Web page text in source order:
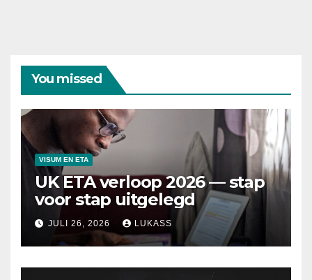
You missed
VISUM EN ETA
UK ETA verloop 2026 — stap
voor stap uitgelegd
JULI 26, 2026 LUKASS